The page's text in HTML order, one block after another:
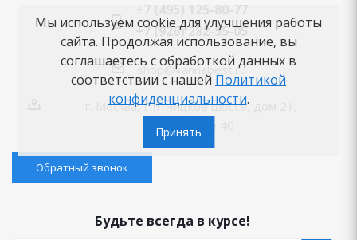
+7 (495) 125-80-77
+7 (926) 282-55-05
shop@vannabest.ru
г. Москва, Пятницкое шоссе, дом 21,
помещение 40
Обратный звонок
Будьте всегда в курсе!
Мы используем cookie для улучшения работы
сайта. Продолжая использование, вы
соглашаетесь с обработкой данных в
соответствии с нашей Политикой
конфиденциальности.
Принять